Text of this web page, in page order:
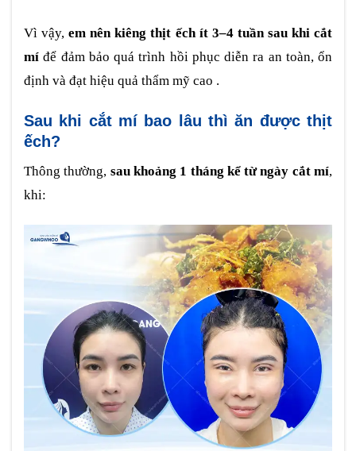
Vì vậy,em nên kiêng thịt ếch ít 3–4 tuần sau khi cắt
mí để đảm bảo quá trình hồi phục diễn ra an toàn, ổn
định và đạt hiệu quả thẩm mỹ cao .
Sau khi cắt mí bao lâu thì ăn được thịt
ếch?
Thông thường, sau khoảng 1 tháng kể từ ngày cắt mí,
khi: